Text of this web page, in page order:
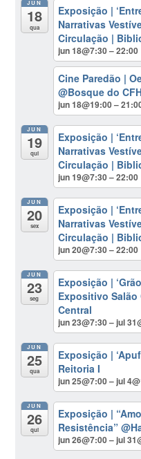
JUN
18
qua
Exposição |
Narrativas
Circulação |
jun 18@7:30 – 22:00
Cine Paredão |
@Bosque do
jun 18@19:00 –
JUN
19
qui
Exposição |
Narrativas
Circulação |
jun 19@7:30 – 22:00
JUN
20
sex
Exposição |
Narrativas
Circulação |
jun 20@7:30 – 22:00
JUN
23
seg
Exposição |
Expositivo
Central
jun 23@7:30 – jul
JUN
25
qua
Exposição |
Reitoria I
jun 25@7:00 – jul
JUN
26
qui
Exposição |
Resistência”
jun 26@7:00 – jul